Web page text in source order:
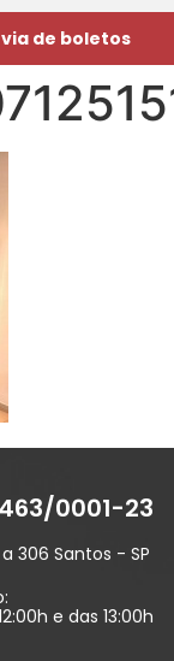
de boletos
0001-23
306 Santos - SP
e das 13:00h